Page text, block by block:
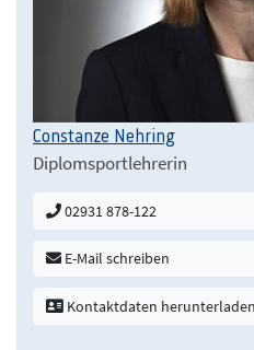
Constanze Nehring
Diplomsportlehrerin
02931 878-122
E-Mail schreiben
Kontaktdaten herunterladen